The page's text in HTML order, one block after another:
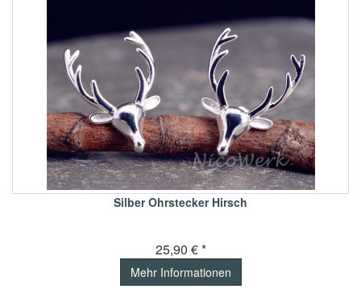
Silber Ohrstecker Hirsch
25,90 € *
Mehr Informationen